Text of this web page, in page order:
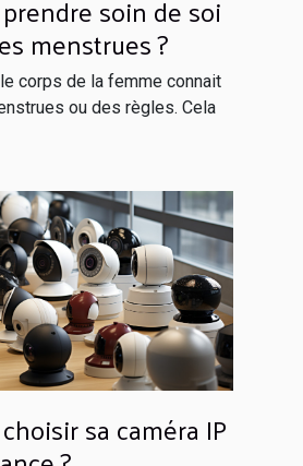
soin de soi
menstrues ?
corps de la femme connait
ou des règles. Cela
sa caméra IP